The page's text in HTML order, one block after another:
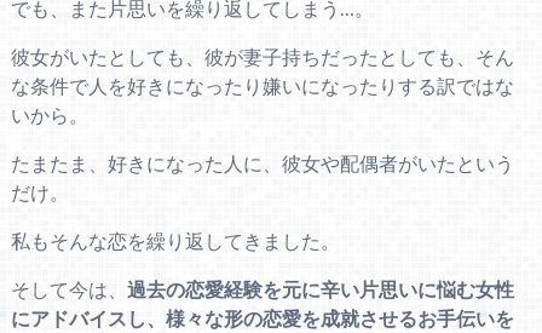
でも、また片思いを繰り返してしまう…。
彼女がいたとしても、彼が妻子持ちだったとしても、そん
な条件で人を好きになったり嫌いになったりする訳ではな
いから。
たまたま、好きになった人に、彼女や配偶者がいたという
だけ。
私もそんな恋を繰り返してきました。
そして今は、 過去の恋愛経験を元に辛い片思いに悩む女性
にアドバイスし、様々な形の恋愛を成就させるお手伝いを